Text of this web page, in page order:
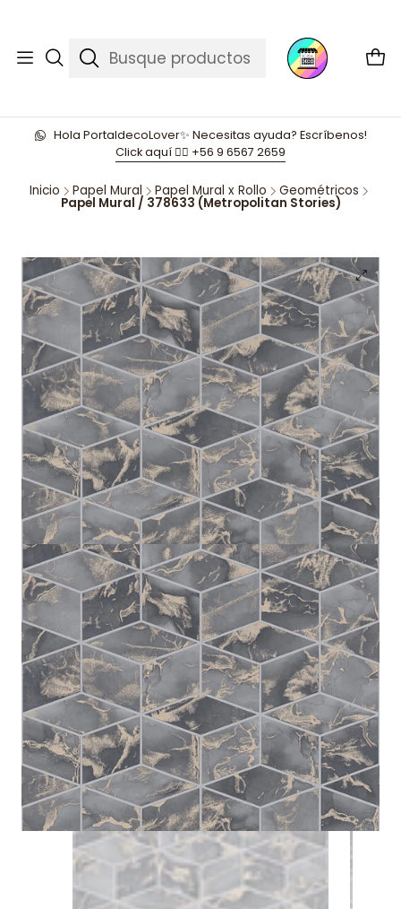
Hola PortaldecoLover✨ Necesitas ayuda? Escríbenos!
Click aquí 👉🏼 +56 9 6567 2659
Inicio Papel Mural Papel Mural x Rollo Geométricos
Papel Mural / 378633 (Metropolitan Stories)